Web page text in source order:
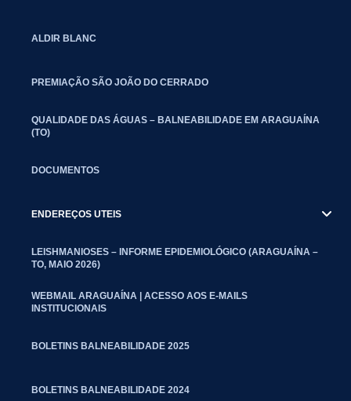
ALDIR BLANC
PREMIAÇÃO SÃO JOÃO DO CERRADO
QUALIDADE DAS ÁGUAS – BALNEABILIDADE EM ARAGUAÍNA
(TO)
DOCUMENTOS
ENDEREÇOS UTEIS
LEISHMANIOSES – INFORME EPIDEMIOLÓGICO (ARAGUAÍNA –
TO, MAIO 2026)
WEBMAIL ARAGUAÍNA | ACESSO AOS E-MAILS
INSTITUCIONAIS
BOLETINS BALNEABILIDADE 2025
BOLETINS BALNEABILIDADE 2024